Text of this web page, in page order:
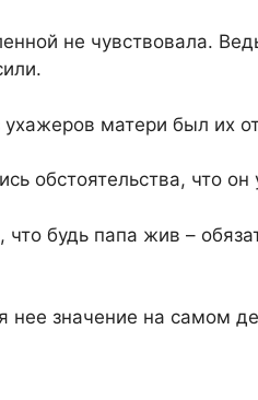
не чувствовала.
матери был их
обстоятельства, что он
будь папа жив –
нее значение на самом